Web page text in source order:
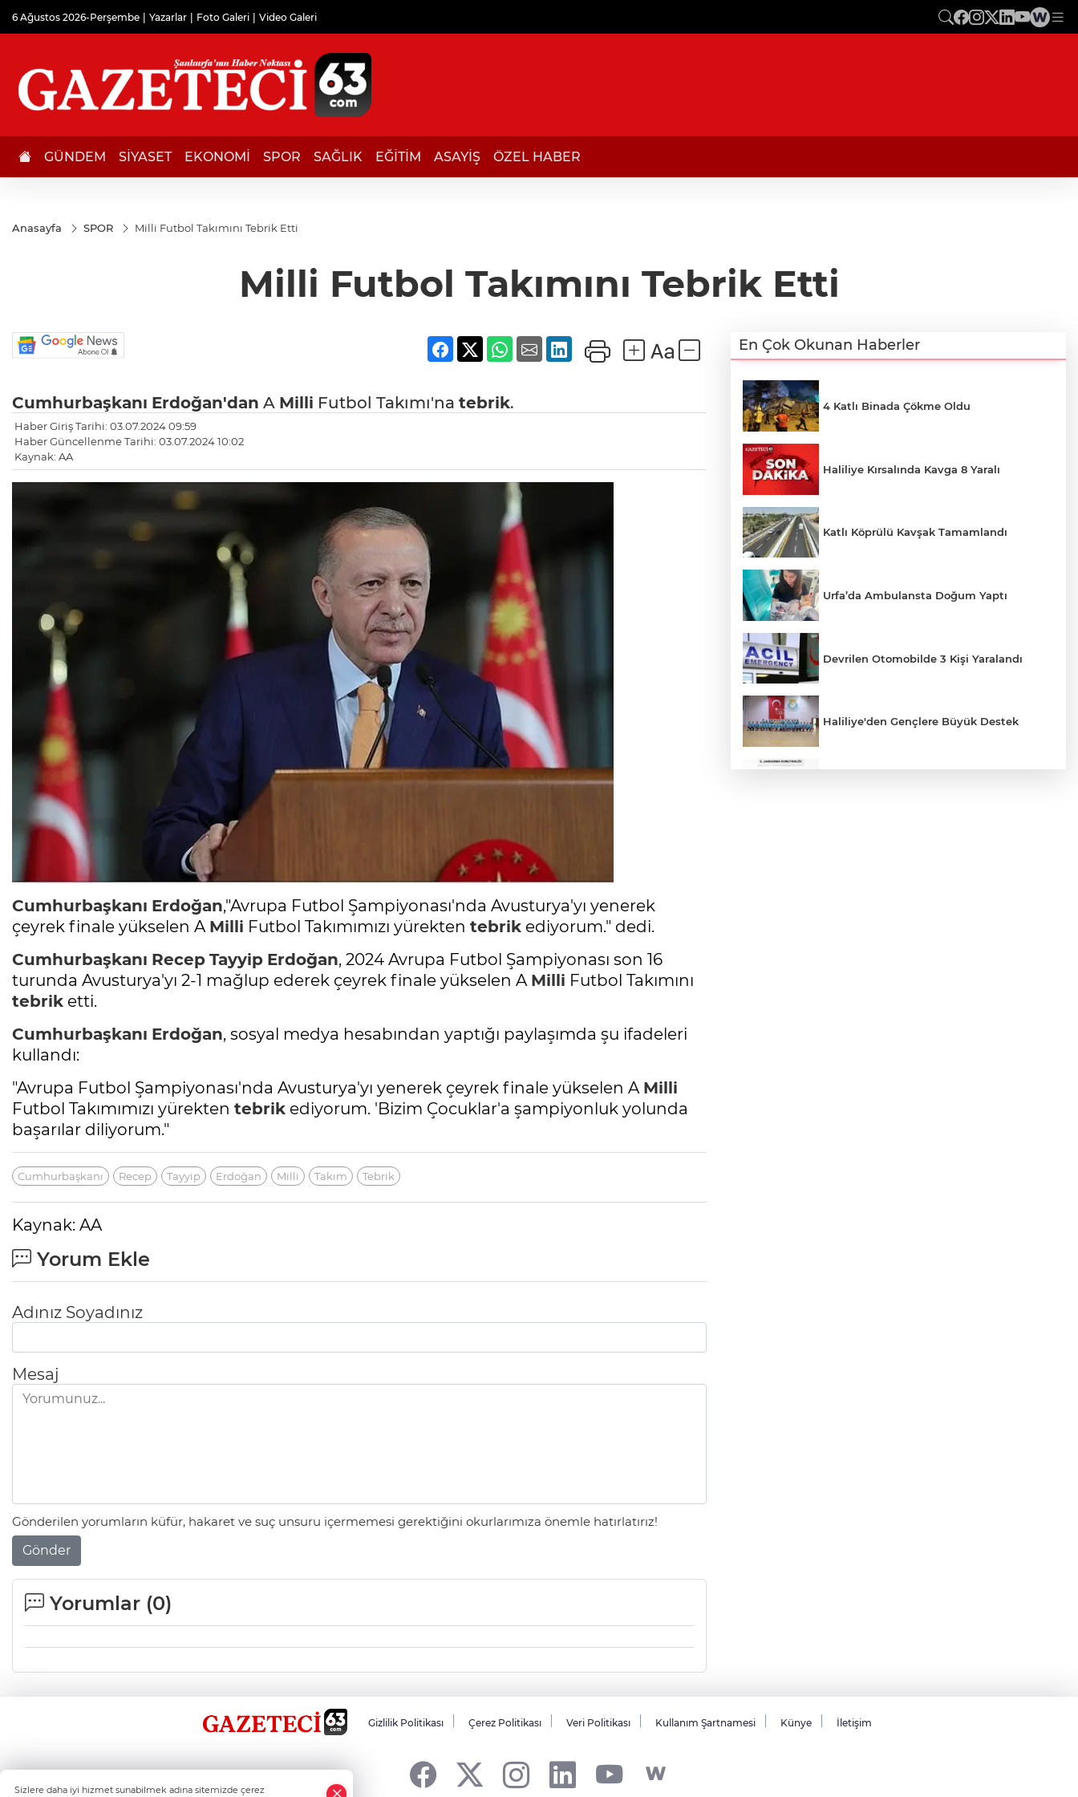
6 Ağustos 2026-Perşembe Yazarlar Foto Galeri Video Galeri
GÜNDEM SİYASET EKONOMİ SPOR SAĞLIK EĞİTİM ASAYİŞ ÖZEL HABER
Anasayfa SPOR Milli Futbol Takımını Tebrik Etti
Milli Futbol Takımını Tebrik Etti
Cumhurbaşkanı Erdoğan'dan A Milli Futbol Takımı'na tebrik.
Haber Giriş Tarihi: 03.07.2024 09:59
Haber Güncellenme Tarihi: 03.07.2024 10:02
Kaynak: AA
Cumhurbaşkanı Erdoğan,"Avrupa Futbol Şampiyonası'nda Avusturya'yı yenerek
çeyrek finale yükselen A Milli Futbol Takımımızı yürekten tebrik ediyorum." dedi.
Cumhurbaşkanı Recep Tayyip Erdoğan, 2024 Avrupa Futbol Şampiyonası son 16
turunda Avusturya'yı 2-1 mağlup ederek çeyrek finale yükselen A Milli Futbol Takımını
tebrik etti.
Cumhurbaşkanı Erdoğan, sosyal medya hesabından yaptığı paylaşımda şu ifadeleri
kullandı:
"Avrupa Futbol Şampiyonası'nda Avusturya'yı yenerek çeyrek finale yükselen A Milli
Futbol Takımımızı yürekten tebrik ediyorum. 'Bizim Çocuklar'a şampiyonluk yolunda
başarılar diliyorum."
Cumhurbaşkanı Recep Tayyip Erdoğan Milli Takım Tebrik
Kaynak: AA
Yorum Ekle
Adınız Soyadınız
Mesaj
Gönderilen yorumların küfür, hakaret ve suç unsuru içermemesi gerektiğini okurlarımıza önemle hatırlatırız!
Gönder
Yorumlar (0)
En Çok Okunan Haberler
4 Katlı Binada Çökme Oldu
Haliliye Kırsalında Kavga 8 Yaralı
Katlı Köprülü Kavşak Tamamlandı
Urfa’da Ambulansta Doğum Yaptı
Devrilen Otomobilde 3 Kişi Yaralandı
Haliliye'den Gençlere Büyük Destek
Gizlilik Politikası Çerez Politikası Veri Politikası Kullanım Şartnamesi Künye İletişim
Sizlere daha iyi hizmet sunabilmek adına sitemizde çerez
Whatsapp